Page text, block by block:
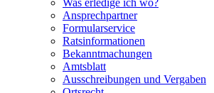
Was erledige ich wo?
Ansprechpartner
Formularservice
Ratsinformationen
Bekanntmachungen
Amtsblatt
Ausschreibungen und Vergaben